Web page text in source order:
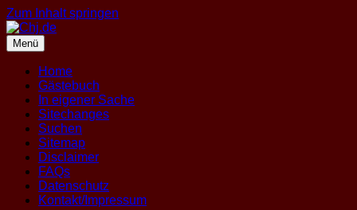
Zum Inhalt springen
Menü
Home
Gästebuch
In eigener Sache
Sitechanges
Suchen
Sitemap
Disclaimer
FAQs
Datenschutz
Kontakt/Impressum